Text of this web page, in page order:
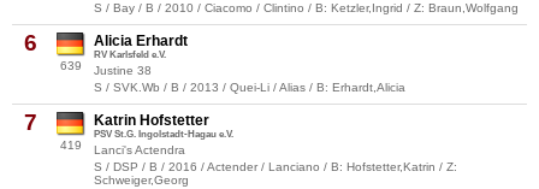
S / Bay / B / 2010 / Ciacomo / Clintino / B: Ketzler,Ingrid / Z: Braun,Wolfgang
6
639
Alicia Erhardt
RV Karlsfeld e.V.
Justine 38
S / SVK.Wb / B / 2013 / Quei-Li / Alias / B: Erhardt,Alicia
7
419
Katrin Hofstetter
PSV St.G. Ingolstadt-Hagau e.V.
Lanci's Actendra
S / DSP / B / 2016 / Actender / Lanciano / B: Hofstetter,Katrin / Z:
Schweiger,Georg